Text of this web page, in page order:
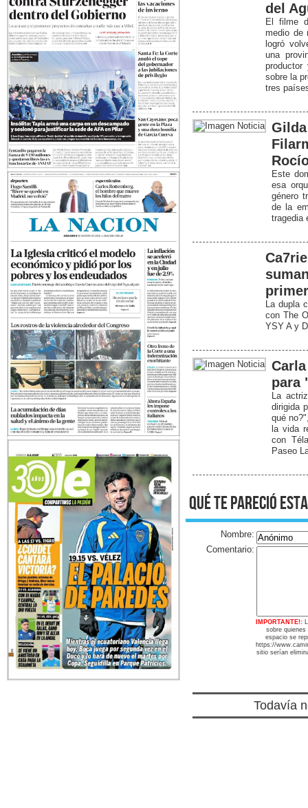
del
El filme
medio de
logró
una
sobre la
tres
Este
esa
género
de la
tragedia
La dupla
con The
YSY A y
para
La
dirigida
qué
la vida
con
Paseo
qué te pareció
Nombre:
Comentario:
IMPORTANTE!:
sobre
espacio se
https://
sitio serían
Todavía